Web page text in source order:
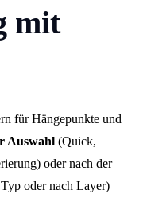
mit
für Hängepunkte und
Auswahl (Quick,
oder nach der
oder nach Layer)